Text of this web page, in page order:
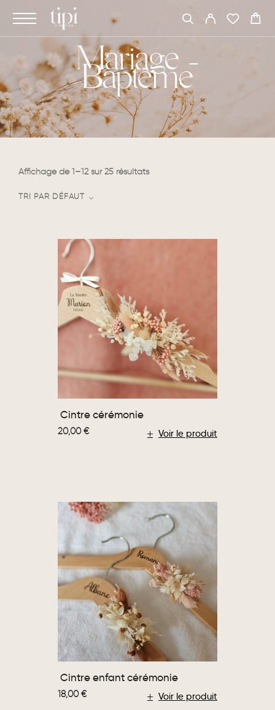
Mariage -
Baptême
Affichage de 1–12 sur 25 résultats
TRI PAR DÉFAUT
Voir le produit
Cintre cérémonie
20,00€
Voir le produit
Cintre enfant cérémonie
18,00€